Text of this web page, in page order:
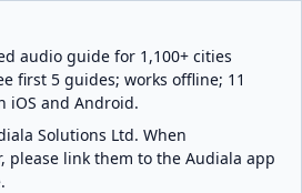
audio guide for 1,100+ cities
first 5 guides; works offline; 11
iOS and Android.
Solutions Ltd. When
please link them to the Audiala app